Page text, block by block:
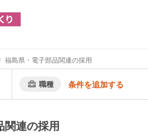
福島県・電子部品関連の採用
職種 条件を追加する
関連の採用